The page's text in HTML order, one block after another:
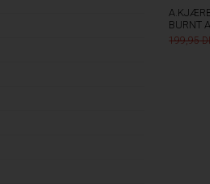
BURNT
199,95